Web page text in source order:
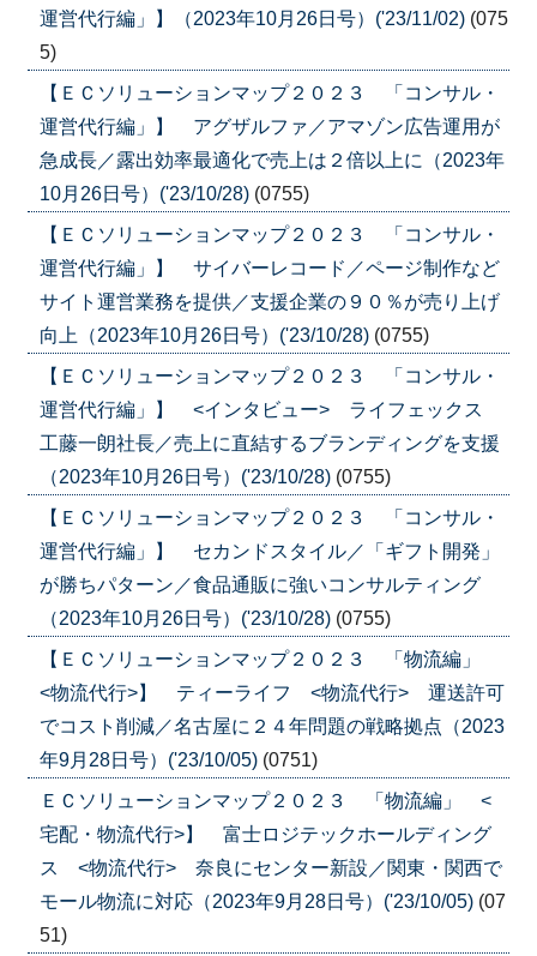
運営代行編」】（2023年10月26日号）('23/11/02) (075
5)
【ＥＣソリューションマップ２０２３ 「コンサル・
運営代行編」】 アグザルファ／アマゾン広告運用が
急成長／露出効率最適化で売上は２倍以上に（2023年
10月26日号）('23/10/28) (0755)
【ＥＣソリューションマップ２０２３ 「コンサル・
運営代行編」】 サイバーレコード／ページ制作など
サイト運営業務を提供／支援企業の９０％が売り上げ
向上（2023年10月26日号）('23/10/28) (0755)
【ＥＣソリューションマップ２０２３ 「コンサル・
運営代行編」】 <インタビュー> ライフェックス
工藤一朗社長／売上に直結するブランディングを支援
（2023年10月26日号）('23/10/28) (0755)
【ＥＣソリューションマップ２０２３ 「コンサル・
運営代行編」】 セカンドスタイル／「ギフト開発」
が勝ちパターン／食品通販に強いコンサルティング
（2023年10月26日号）('23/10/28) (0755)
【ＥＣソリューションマップ２０２３ 「物流編」
<物流代行>】 ティーライフ <物流代行> 運送許可
でコスト削減／名古屋に２４年問題の戦略拠点（2023
年9月28日号）('23/10/05) (0751)
ＥＣソリューションマップ２０２３ 「物流編」 <
宅配・物流代行>】 富士ロジテックホールディング
ス <物流代行> 奈良にセンター新設／関東・関西で
モール物流に対応（2023年9月28日号）('23/10/05) (07
51)